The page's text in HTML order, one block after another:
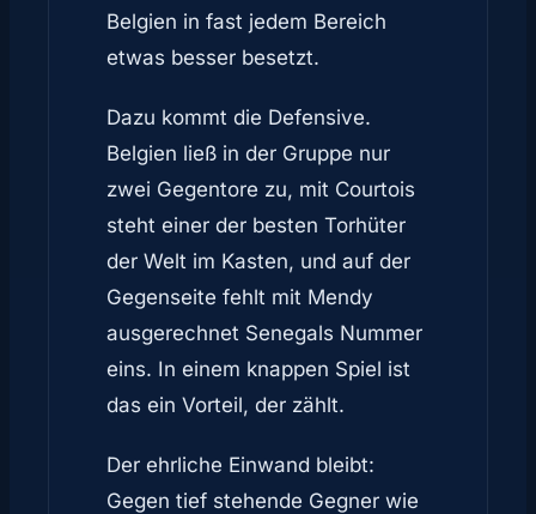
Belgien in fast jedem Bereich
etwas besser besetzt.
Dazu kommt die Defensive.
Belgien ließ in der Gruppe nur
zwei Gegentore zu, mit Courtois
steht einer der besten Torhüter
der Welt im Kasten, und auf der
Gegenseite fehlt mit Mendy
ausgerechnet Senegals Nummer
eins. In einem knappen Spiel ist
das ein Vorteil, der zählt.
Der ehrliche Einwand bleibt:
Gegen tief stehende Gegner wie